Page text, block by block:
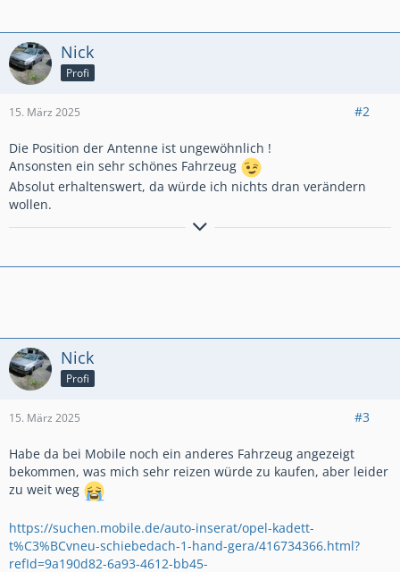
Nick
Profi
15. März 2025 #2
Die Position der Antenne ist ungewöhnlich !
Ansonsten ein sehr schönes Fahrzeug
Absolut erhaltenswert, da würde ich nichts dran verändern
wollen.
Astra H Caravan 1.6 16V (2005)
Astra G CC 1.6 16V (1999)
(1993)
Zündapp CS 50 (Typ 448 013) 49ccm 2-Takt (1981)
Corsa C 1.2 16V (2003) wird zerlegt
Aktuell in der Bucht:
Nick
Profi
15. März 2025 #3
Habe da bei Mobile noch ein anderes Fahrzeug angezeigt
bekommen, was mich sehr reizen würde zu kaufen, aber leider
zu weit weg
https://suchen.mobile.de/auto-inserat/opel-kadett-
t%C3%BCvneu-schiebedach-1-hand-gera/416734366.html?
refId=9a190d82-6a93-4612-bb45-